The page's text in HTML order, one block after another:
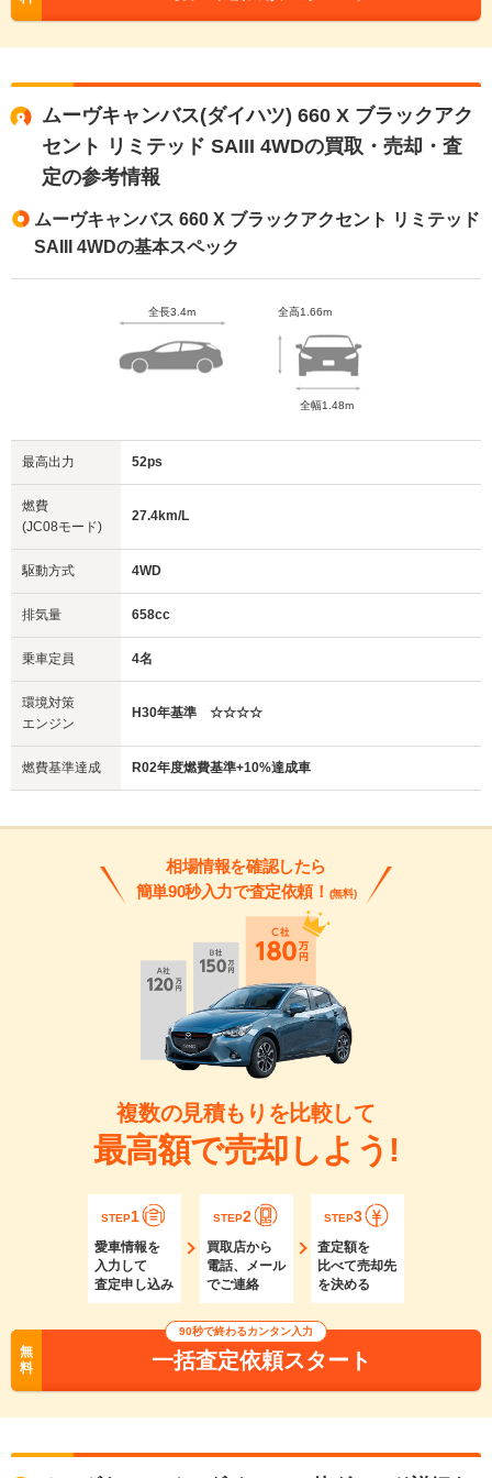
ムーヴキャンバス(ダイハツ) 660 X ブラックアク
セント リミテッド SAIII 4WDの買取・売却・査
定の参考情報
ムーヴキャンバス 660 X ブラックアクセント リミテッド
SAIII 4WDの基本スペック
全長3.4m 全高1.66m
全幅1.48m
最高出力 52ps
燃費
(JC08モード)
27.4km/L
駆動方式 4WD
排気量 658cc
乗車定員 4名
環境対策
エンジン
H30年基準 ☆☆☆☆
燃費基準達成 R02年度燃費基準+10%達成車
相場情報を確認したら
簡単90秒入力で査定依頼！ (無料)
複数の見積もりを比較して
最高額で売却しよう!
STEP1
愛車情報を
入力して
査定申し込み
STEP2
買取店から
電話、メール
でご連絡
STEP3
査定額を
比べて売却先
を決める
無
料
90秒で終わるカンタン入力
一括査定依頼スタート